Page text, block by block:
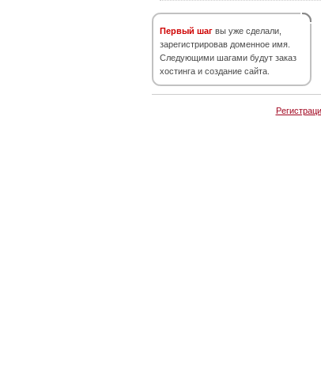
Первый шаг вы уже сделали,
зарегистрировав доменное имя.
Следующими шагами будут заказ
хостинга и создание сайта.